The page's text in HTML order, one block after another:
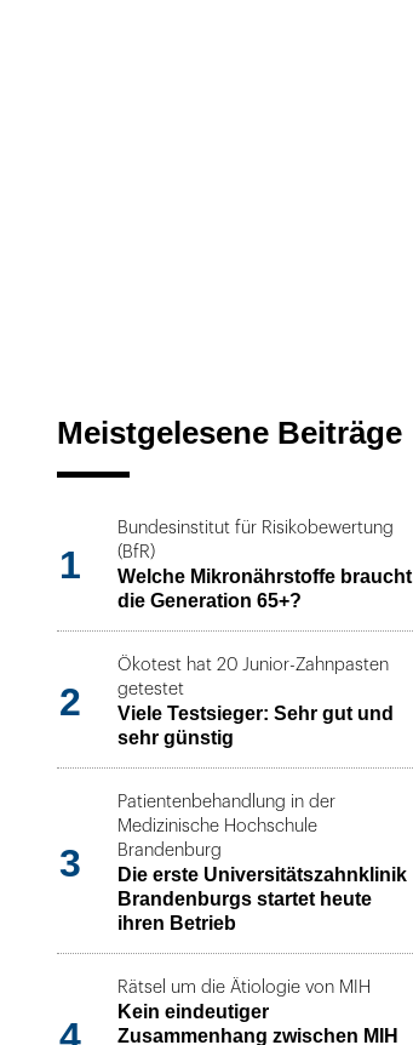
Meistgelesene Beiträge
1
Bundesinstitut für Risikobewertung
(BfR)
Welche Mikronährstoffe braucht
die Generation 65+?
2
Ökotest hat 20 Junior-Zahnpasten
getestet
Viele Testsieger: Sehr gut und
sehr günstig
3
Patientenbehandlung in der
Medizinische Hochschule
Brandenburg
Die erste Universitätszahnklinik
Brandenburgs startet heute
ihren Betrieb
4
Rätsel um die Ätiologie von MIH
Kein eindeutiger
Zusammenhang zwischen MIH